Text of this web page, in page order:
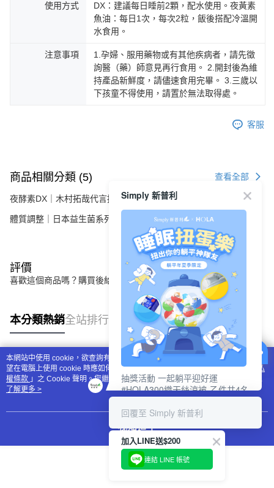
使用方式
DX：建議每日睡前2顆，配水使用。夜黃素
魚油：每日1次，每次2粒，飯後搭配冷溫開
水食用。
注意事項
1.孕婦、服用藥物或有其他疾病者，請先徵
詢醫（藥）師意見再行食用。 2.開封後為維
持產品新鮮度，請儘速食用完畢。 3.三歲以
下孩童不得使用，請置於無法取得處。
客服
商品相關分類 (5) 查看全部
夜酵素DX｜木村拓哉代言推薦
體質調整｜日本益生菌系列
評價
喜歡這個商品嗎？購買後給他一個好評吧
本分類熱銷全站排行
熱門標籤
本網站中使用 cookie，欲查詢有關本網站使用 cookie 方式之詳情，及若您不希
望在電腦上使用 cookie 時應如何變更電腦的 cookie 設定，請參閱本網站「
隱私
權條款 」之 Cookie 聲明。您繼續使用本網站即表示您同意本公司得按本網站使
用條款之 Cookie 聲明使用 cookie。
了解更多 >
我知道了
Simply 新普利
抽獎活動 一起躺平迎好運
#HOLA300織天絲涼被-乙件共4名
回覆至 Simply 新普利
加入LINE送$200
連結 LINE 帳號